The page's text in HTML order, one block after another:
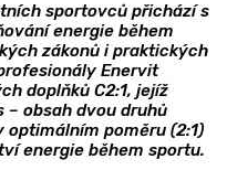
sportovců přichází s
energie během
zákonů i praktických
Enervit
doplňků C2:1, jejíž
– obsah dvou druhů
poměru (2:1)
energie během sportu.